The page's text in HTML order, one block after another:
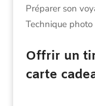
Préparer son
Technique photo
Offrir un
carte